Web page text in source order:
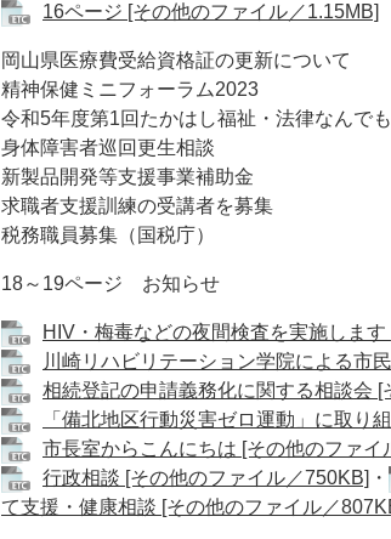
16ページ [その他のファイル／1.15MB]
岡山県医療費受給資格証の更新について
精神保健ミニフォーラム2023
令和5年度第1回たかはし福祉・法律なんで
身体障害者巡回更生相談
新製品開発等支援事業補助金
求職者支援訓練の受講者を募集
税務職員募集（国税庁）
18～19ページ お知らせ
HIV・梅毒などの夜間検査を実施しま
川崎リハビリテーション学院による市
相続登記の申請義務化に関する相談会 [
「備北地区行動災害ゼロ運動」に取り
市長室からこんにちは [その他のファイ
行政相談 [その他のファイル／750KB] ・
て支援・健康相談 [その他のファイル／